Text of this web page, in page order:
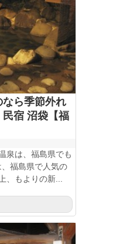
ら季節外れ
宿 沼袋【福
泉は、福島県でも
福島県で人気の
、もよりの新...